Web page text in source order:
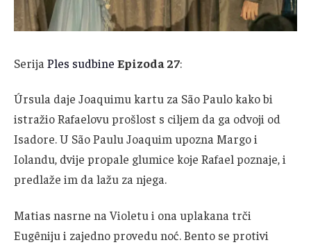
Serija Ples sudbine Epizoda 27:
Úrsula daje Joaquimu kartu za São Paulo kako bi
istražio Rafaelovu prošlost s ciljem da ga odvoji od
Isadore. U São Paulu Joaquim upozna Margo i
Iolandu, dvije propale glumice koje Rafael poznaje, i
predlaže im da lažu za njega.
Matias nasrne na Violetu i ona uplakana trči
Eugêniju i zajedno provedu noć. Bento se protivi